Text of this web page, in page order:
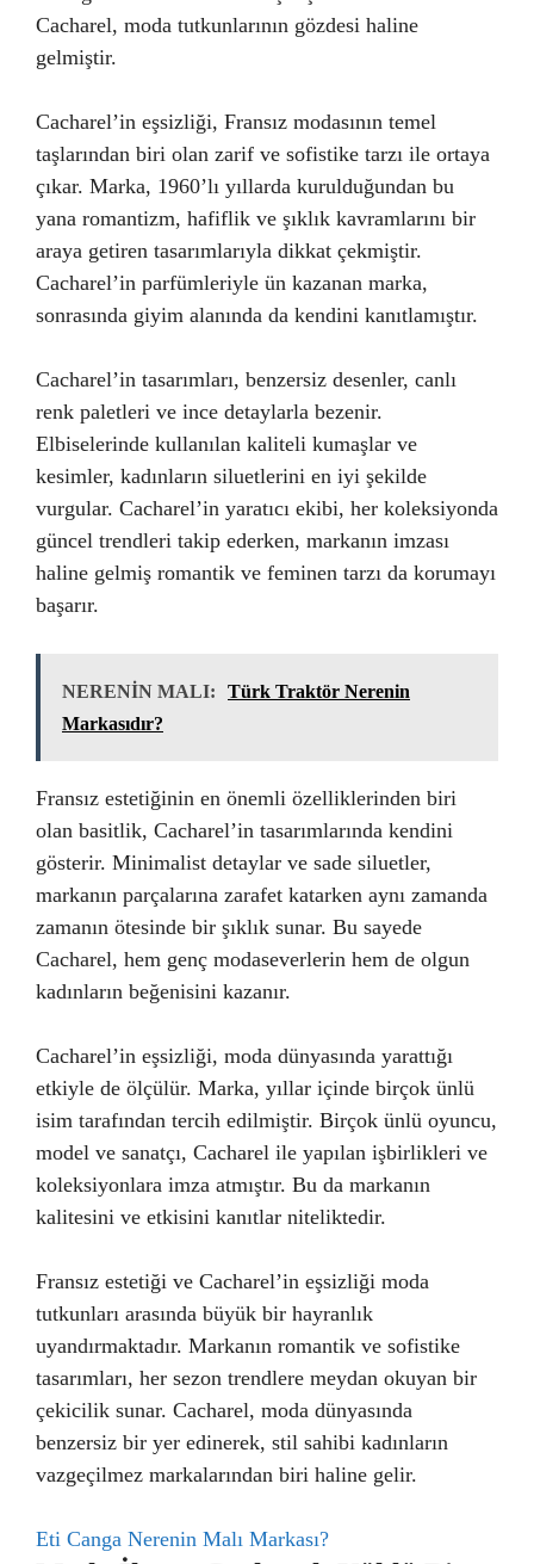
Cacharel, moda tutkunlarının gözdesi haline
gelmiştir.
Cacharel’in eşsizliği, Fransız modasının temel
taşlarından biri olan zarif ve sofistike tarzı ile ortaya
çıkar. Marka, 1960’lı yıllarda kurulduğundan bu
yana romantizm, hafiflik ve şıklık kavramlarını bir
araya getiren tasarımlarıyla dikkat çekmiştir.
Cacharel’in parfümleriyle ün kazanan marka,
sonrasında giyim alanında da kendini kanıtlamıştır.
Cacharel’in tasarımları, benzersiz desenler, canlı
renk paletleri ve ince detaylarla bezenir.
Elbiselerinde kullanılan kaliteli kumaşlar ve
kesimler, kadınların siluetlerini en iyi şekilde
vurgular. Cacharel’in yaratıcı ekibi, her koleksiyonda
güncel trendleri takip ederken, markanın imzası
haline gelmiş romantik ve feminen tarzı da korumayı
başarır.
NERENİN MALI:
Türk Traktör Nerenin
Markasıdır?
Fransız estetiğinin en önemli özelliklerinden biri
olan basitlik, Cacharel’in tasarımlarında kendini
gösterir. Minimalist detaylar ve sade siluetler,
markanın parçalarına zarafet katarken aynı zamanda
zamanın ötesinde bir şıklık sunar. Bu sayede
Cacharel, hem genç modaseverlerin hem de olgun
kadınların beğenisini kazanır.
Cacharel’in eşsizliği, moda dünyasında yarattığı
etkiyle de ölçülür. Marka, yıllar içinde birçok ünlü
isim tarafından tercih edilmiştir. Birçok ünlü oyuncu,
model ve sanatçı, Cacharel ile yapılan işbirlikleri ve
koleksiyonlara imza atmıştır. Bu da markanın
kalitesini ve etkisini kanıtlar niteliktedir.
Fransız estetiği ve Cacharel’in eşsizliği moda
tutkunları arasında büyük bir hayranlık
uyandırmaktadır. Markanın romantik ve sofistike
tasarımları, her sezon trendlere meydan okuyan bir
çekicilik sunar. Cacharel, moda dünyasında
benzersiz bir yer edinerek, stil sahibi kadınların
vazgeçilmez markalarından biri haline gelir.
Eti Canga Nerenin Malı Markası?